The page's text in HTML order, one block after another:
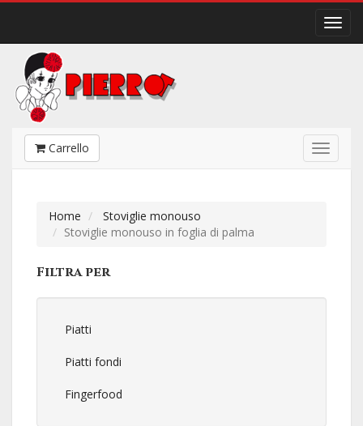
Carrello
Home
Stoviglie monouso
Stoviglie monouso in foglia di palma
Filtra per
Piatti
Piatti fondi
Fingerfood